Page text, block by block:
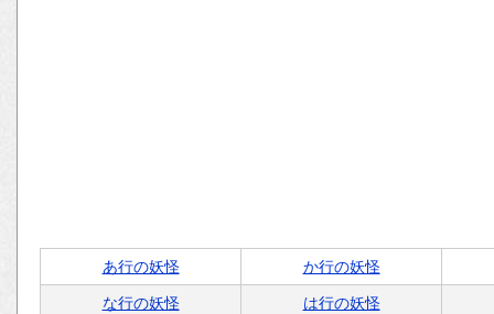
あ行の妖怪 か行の妖怪
な行の妖怪 は行の妖怪